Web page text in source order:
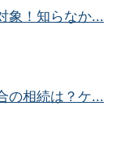
象！知らなか...
の相続は？ケ...